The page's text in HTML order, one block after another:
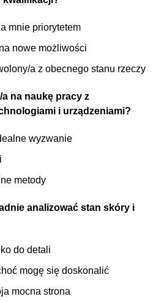
mnie priorytetem
nowe możliwości
a z obecnego stanu rzeczy
na naukę pracy z
i urządzeniami?
wyzwanie
metody
analizować stan skóry i
do detali
mogę się doskonalić
mocna strona